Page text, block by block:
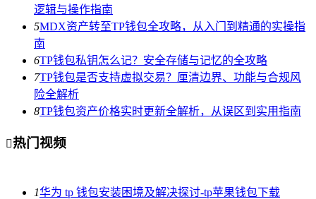
逻辑与操作指南
5MDX资产转至TP钱包全攻略，从入门到精通的实操指
南
6TP钱包私钥怎么记？安全存储与记忆的全攻略
7TP钱包是否支持虚拟交易？厘清边界、功能与合规风
险全解析
8TP钱包资产价格实时更新全解析，从误区到实用指南
热门视频
1华为 tp 钱包安装困境及解决探讨-tp苹果钱包下载